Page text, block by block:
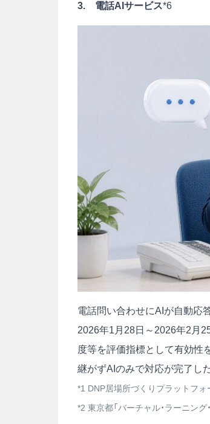
3. 電話AIサービス*6
電話問い合わせにAIが自動応
2026年1月28日～2026年2月
度等を評価指標として有効性
継がずAIのみで対応が完了し
*1 DNP居場所づくりプラットフ
*2 東京都「バーチャル・ラーニング